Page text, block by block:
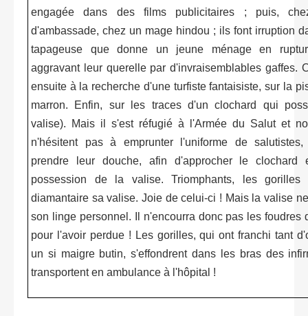
engagée dans des films publicitaires ; puis,
d'ambassade, chez un mage hindou ; ils font irruption
tapageuse que donne un jeune ménage en
aggravant leur querelle par d'invraisemblables gaffes.
ensuite à la recherche d'une turfiste fantaisiste, sur la
marron. Enfin, sur les traces d'un clochard qui
valise). Mais il s'est réfugié à l'Armée du Salut et
n'hésitent pas à emprunter l'uniforme de
prendre leur douche, afin d'approcher le clochard
possession de la valise. Triomphants, les gorilles
diamantaire sa valise. Joie de celui-ci ! Mais la valise
son linge personnel. Il n'encourra donc pas les foudres
pour l'avoir perdue ! Les gorilles, qui ont franchi tant
un si maigre butin, s'effondrent dans les bras des
transportent en ambulance à l'hôpital !